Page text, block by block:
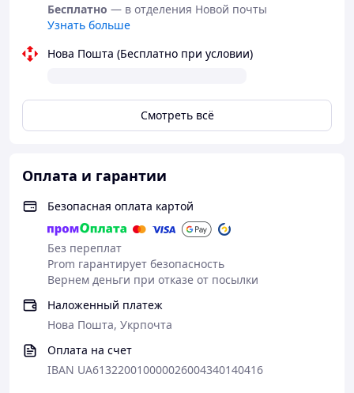
Бесплатно — в отделения Новой почты
Узнать больше
Нова Пошта (Бесплатно при условии)
Смотреть всё
Оплата и гарантии
Безопасная оплата картой
Без переплат
Prom гарантирует безопасность
Вернем деньги при отказе от посылки
Наложенный платеж
Нова Пошта, Укрпочта
Оплата на счет
IBAN UA613220010000026004340140416